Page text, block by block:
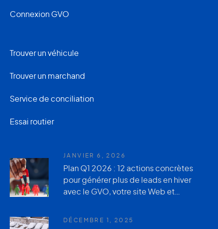
Connexion GVO
Trouver un véhicule
Trouver un marchand
Service de conciliation
Essai routier
JANVIER 6, 2026
Plan Q1 2026 : 12 actions concrètes
pour générer plus de leads en hiver
avec le GVO, votre site Web et
DÉCEMBRE 1, 2025